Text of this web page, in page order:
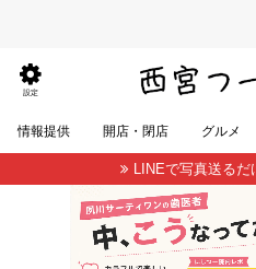
設定
情報提供 開店・閉店 グルメ
LINEで写真送る